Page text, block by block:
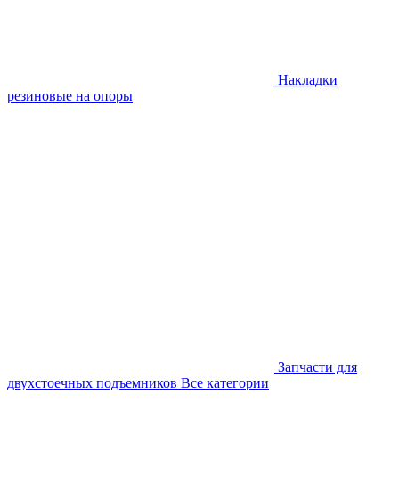
Накладки
резиновые на опоры
Запчасти для
двухстоечных подъемников Все категории